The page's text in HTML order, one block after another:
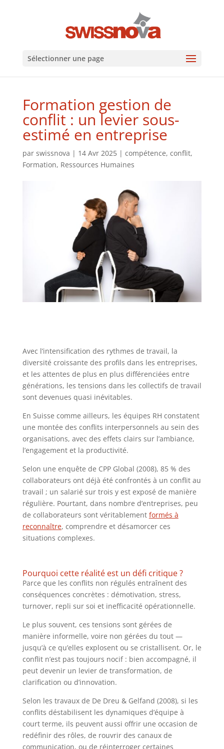
Sélectionner une page
Formation gestion de
conflit : un levier sous-
estimé en entreprise
par swissnova | 14 Avr 2025| compétence, conflit,
Formation, Ressources Humaines
Avec l’intensification des rythmes de travail, la
diversité croissante des profils dans les entreprises,
et les attentes de plus en plus différenciées entre
générations, les tensions dans les collectifs de travail
sont devenues quasi inévitables.
En Suisse comme ailleurs, les équipes RH constatent
une montée des conflits interpersonnels au sein des
organisations, avec des effets clairs sur l’ambiance,
l’engagement et la productivité.
Selon une enquête de CPP Global (2008), 85 % des
collaborateurs ont déjà été confrontés à un conflit au
travail ; un salarié sur trois y est exposé de manière
régulière. Pourtant, dans nombre d’entreprises, peu
de collaborateurs sont véritablement formés à
reconnaître, comprendre et désamorcer ces
situations complexes.
Pourquoi cette réalité est un défi critique ?
Parce que les conflits non régulés entraînent des
conséquences concrètes : démotivation, stress,
turnover, repli sur soi et inefficacité opérationnelle.
Le plus souvent, ces tensions sont gérées de
manière informelle, voire non gérées du tout —
jusqu’à ce qu’elles explosent ou se cristallisent. Or, le
conflit n’est pas toujours nocif : bien accompagné, il
peut devenir un levier de transformation, de
clarification ou d’innovation.
Selon les travaux de De Dreu & Gelfand (2008), si les
conflits déstabilisent les dynamiques d’équipe à
court terme, ils peuvent aussi offrir une occasion de
redéfinir des rôles, de rouvrir des canaux de
communication, ou de réinterroger certaines